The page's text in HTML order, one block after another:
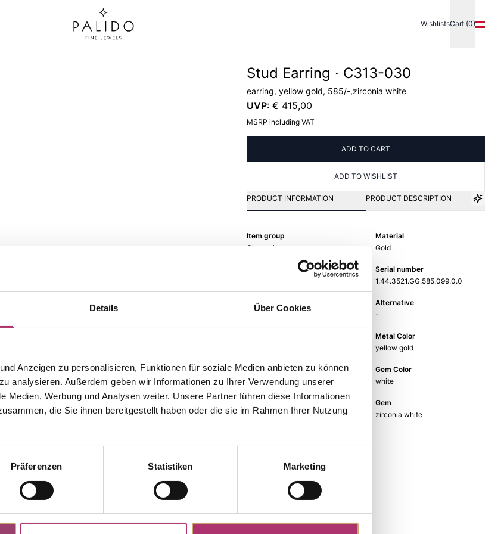
Details Über Cookies
Anzeigen zu personalisieren, Funktionen für soziale Medien anbieten zu können
analysieren. Außerdem geben wir Informationen zu Ihrer Verwendung unserer
Medien, Werbung und Analysen weiter. Unsere Partner führen diese Informationen
die Sie ihnen bereitgestellt haben oder die sie im Rahmen Ihrer Nutzung
Präferenzen Statistiken Marketing
WishlistsCart (0)
Stud Earring · C313-030
earring, yellow gold, 585/-,zirconia white
UVP: € 415,00
MSRP including VAT
ADD TO CART
ADD TO WISHLIST
PRODUCT INFORMATION PRODUCT DESCRIPTION
Item group
Ohrstecker
Material
Gold
Serial number
1.44.3521.GG.585.099.0.0
EAN
Alternative
-
Metal Color
yellow gold
Size
-
Gem Color
white
Zirconia
Gem
zirconia white
Discover more pieces from this collection.